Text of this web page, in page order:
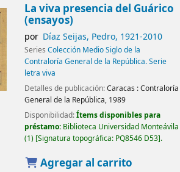
La viva presencia del Guárico
(ensayos)
por Díaz Seijas, Pedro, 1921-2010
Series Colección Medio Siglo de la
Contraloría General de la República. Serie
letra viva
Detalles de publicación:Caracas :Contraloría
General de la República, 1989
Disponibilidad:Ítems disponibles para
préstamo: Biblioteca Universidad Monteávila
(1) Signatura topográfica: PQ8546 D53 .
Agregar al carrito